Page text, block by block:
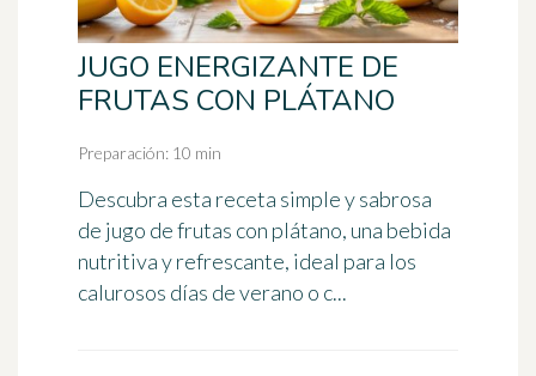
JUGO ENERGIZANTE DE
FRUTAS CON PLÁTANO
Preparación: 10 min
Descubra esta receta simple y sabrosa
de jugo de frutas con plátano, una bebida
nutritiva y refrescante, ideal para los
calurosos días de verano o c...